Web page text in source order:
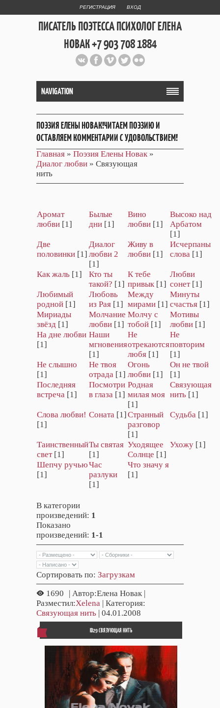
РЕГИСТРАЦИЯ ВХОД
ПИСАТЕЛЬ ПОЭТЕССА ПСИХОЛОГ ЕЛЕНА
НОВАК +7 903 708 1884
Официальный сайт репетитора
и Web Дизайнера Елены Новак
NAVIGATION
ПОЭЗИЯ ЕЛЕНЫ НОВАК!ЧИТАЕМ ПОЭЗИЮ И
ОСТАВЛЯЕМ КОММЕНТАРИИ С УДОВОЛЬСТВИЕМ!
Главная » Поэзия Елены Новак»
Диалог любви » Связующая
нить
Аромат
любви [1]
Былые
дни [1]
Вино
любви [1]
Высоко над
Арбатом
[1]
Две
половинки [1]
Диалог
любви 2
[1]
Живу в
любви [1]
Исчерпаны
слова [1]
Как жаль [1]
Кто ты
такой? [1]
К тебе
привык [1]
Любви
сонет [1]
Любимый
родной [1]
Любовь
из Рая [1]
Между
мирами [1]
Минуты
счастья [1]
Мириады
звёзд [1]
Молчание
любви [1]
Молчу с
тобой [1]
Мотивы
любви [1]
На дне любви
[1]
Наши
мгновения
[1]
Не
отрекаются
любя [1]
Не
повторим
[1]
Не слышно
[1]
Не твоя
отрада [1]
Огонь
любви [1]
Он не твой
[1]
Последняя
встреча [1]
Посмотри
в глаза [1]
Родная
милая моя
[1]
Связующая
нить [1]
Слова любви!
[1]
Соната [1] Странный
разговор
[1]
Судьба [1]
Таинственный
свет [1]
Ты святая
[1]
Уходящее
Солнце [1]
Ухожу [1]
Шепчу ручью
[1]
Час
разлуки
[1]
Что значу я
[1]
В категории
произведений: 1
Показано
произведений: 1-1
Сортировать по: Загрузкам
1690
| Автор:Елена Новак |
Разместил:Xelena | Категория:
Связующая нить | 04.01.2008
ID29 СВЯЗУЮЩАЯ НИТЬ